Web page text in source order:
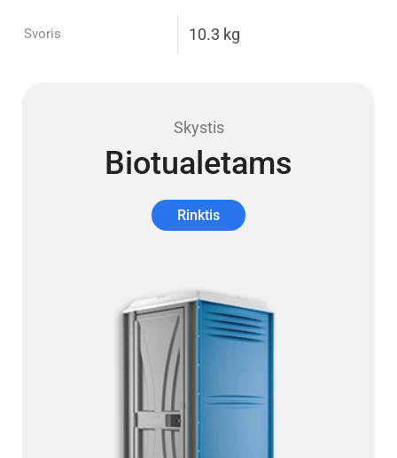
Svoris 10.3 kg
Skystis
Biotualetams
Rinktis